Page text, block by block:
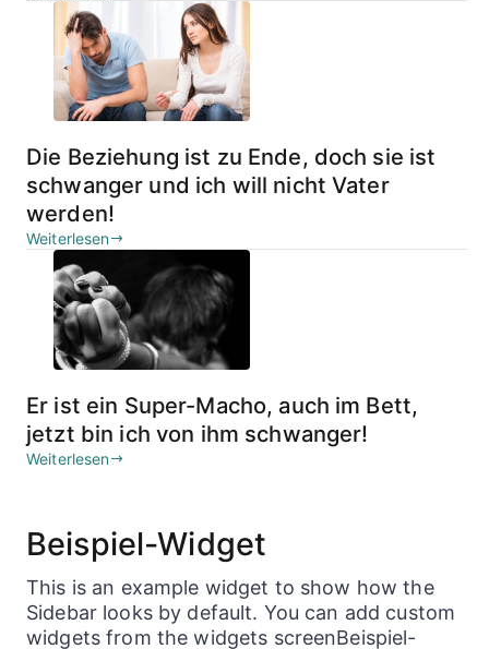
Die Beziehung ist zu Ende, doch sie ist
schwanger und ich will nicht Vater
werden!
Weiterlesen
Er ist ein Super-Macho, auch im Bett,
jetzt bin ich von ihm schwanger!
Weiterlesen
Beispiel-Widget
This is an example widget to show how the
Sidebar looks by default. You can add custom
widgets from the widgets screenBeispiel-